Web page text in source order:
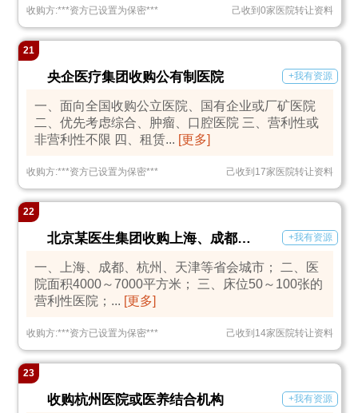
收购方:***资方已设置为保密*** 己收到0家医院转让资料
21
央企医疗集团收购公有制医院 +我有资源
一、面向全国收购公立医院、国有企业或厂矿医院
二、优先考虑综合、肿瘤、口腔医院 三、营利性或
非营利性不限 四、租赁... [更多]
收购方:***资方已设置为保密*** 己收到17家医院转让资料
22
北京某医生集团收购上海、成都、杭州、天津等省会医疗机构 +我有资源
一、上海、成都、杭州、天津等省会城市； 二、医
院面积4000～7000平方米； 三、床位50～100张的
营利性医院；... [更多]
收购方:***资方已设置为保密*** 己收到14家医院转让资料
23
收购杭州医院或医养结合机构 +我有资源